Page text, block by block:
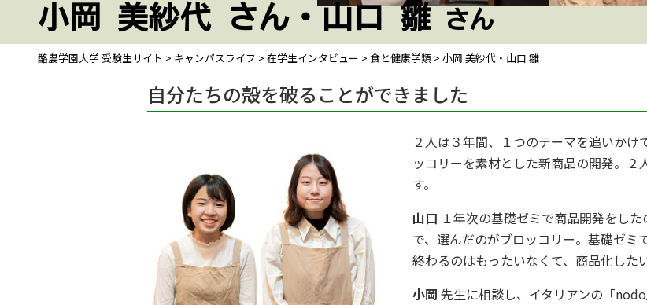
小岡 美紗代さん ・山口 雛 さん
酪農学園大学 受験生サイト > キャンパスライフ > 在学生インタビュー > 食と健康学類 > 小岡 美紗代 ・山口 雛
自分たちの殻を破ることができました
２人は３年間、１つのテーマを追いか
ッコリーを素材とした新商品の開発。
す。
山口 １年次の基礎ゼミで商品開発をし
で、選んだのがブロッコリー。基礎ゼ
終わるのはもったいなくて、商品化した
小岡 先生に相談し、イタリアンの「